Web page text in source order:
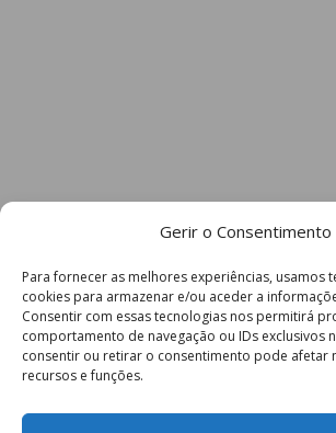
Gerir o Consentimento
Para fornecer as melhores experiências, usamos
cookies para armazenar e/ou aceder a
Consentir com essas tecnologias nos permitirá
comportamento de navegação ou IDs exclusivos
consentir ou retirar o consentimento pode afetar
recursos e funções.